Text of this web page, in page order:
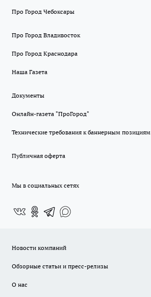
Про Город Чебоксары
Про Город Владивосток
Про Город Краснодара
Наша Газета
Документы
Онлайн-газета "ПроГород"
Технические требования к баннерным позициям
Публичная оферта
Мы в социальных сетях
Новости компаний
Обзорные статьи и пресс-релизы
О нас